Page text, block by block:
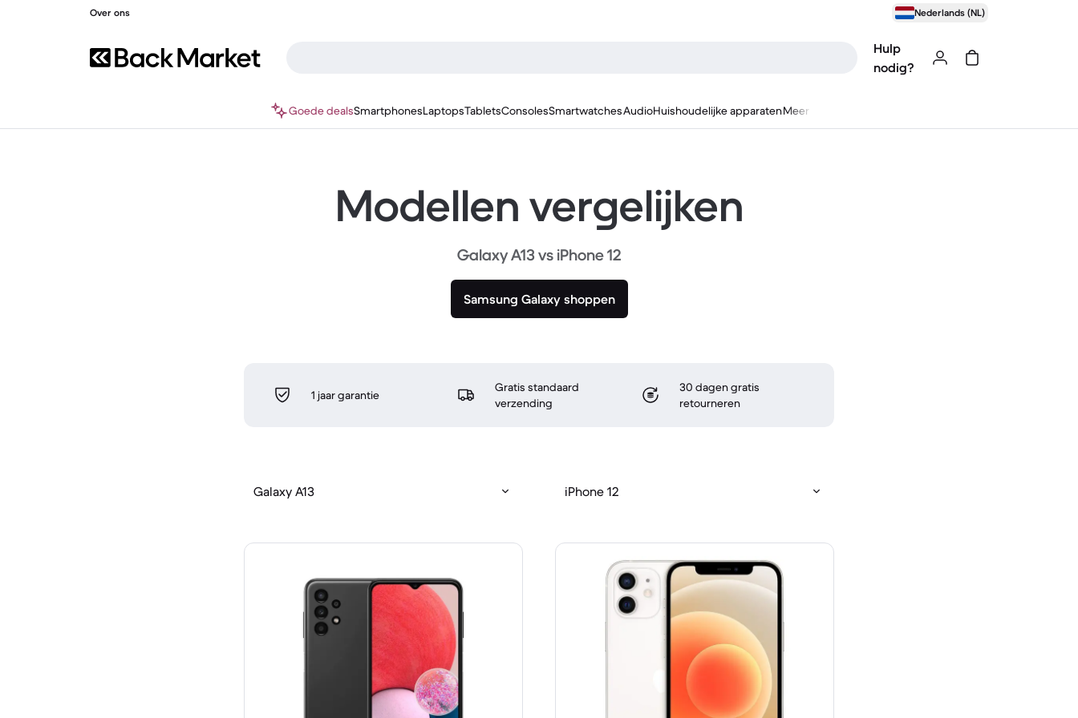
Over ons Nederlands (NL)
Hulp
nodig?
Goede dealsSmartphonesLaptopsTabletsConsolesSmartwatchesAudioHuishoudelijke apparatenMeer
Modellen vergelijken
Galaxy A13 vs iPhone 12
Samsung Galaxy shoppen
1 jaar garantie
Gratis standaard
verzending
30 dagen gratis
retourneren
Galaxy A13 iPhone 12